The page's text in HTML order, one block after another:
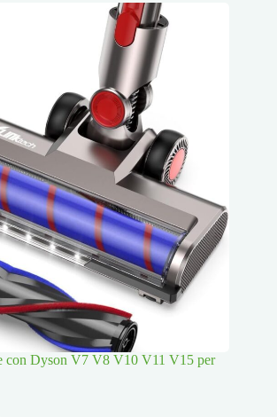
con Dyson V7 V8 V10 V11 V15 per